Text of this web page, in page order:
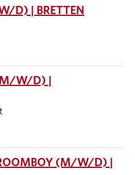
D) | BRETTEN
W/D) |
(M/W/D) |